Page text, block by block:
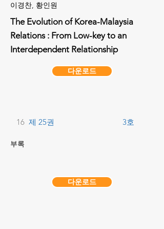
이경찬, 황인원
The Evolution of Korea-Malaysia
Relations : From Low-key to an
Interdependent Relationship
다운로드
16 제 25권 3호
부록
다운로드